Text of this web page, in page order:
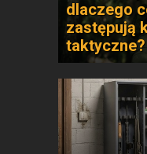
dlaczego
zastępują
taktyczne?